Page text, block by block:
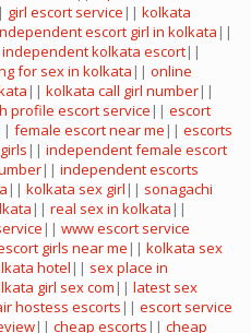
girl escort service || kolkata
escort girl in kolkata ||
independent kolkata escort||
for sex in kolkata || online
|| kolkata call girl number||
profile escort service || escort
|| female escort near me || escorts
|| independent female escort
|| independent escorts
|| kolkata sex girl || sonagachi
|| real sex in kolkata ||
|| www escort service
girls near me || kolkata sex
hotel || sex place in
girl sex com || latest sex
hostess escorts || escort service
|| cheap escorts || cheap